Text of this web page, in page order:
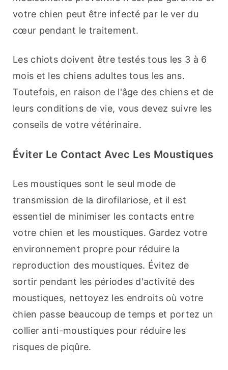
votre chien peut être infecté par le ver du
cœur pendant le traitement.
Les chiots doivent être testés tous les 3 à 6
mois et les chiens adultes tous les ans.
Toutefois, en raison de l'âge des chiens et de
leurs conditions de vie, vous devez suivre les
conseils de votre vétérinaire.
Éviter Le Contact Avec Les Moustiques
Les moustiques sont le seul mode de
transmission de la dirofilariose, et il est
essentiel de minimiser les contacts entre
votre chien et les moustiques. Gardez votre
environnement propre pour réduire la
reproduction des moustiques. Évitez de
sortir pendant les périodes d'activité des
moustiques, nettoyez les endroits où votre
chien passe beaucoup de temps et portez un
collier anti-moustiques pour réduire les
risques de piqûre.